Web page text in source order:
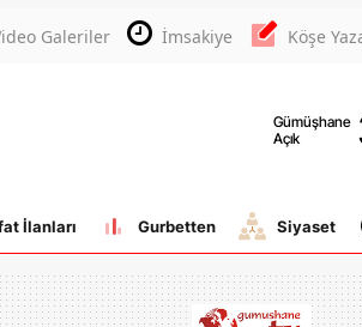
Galeriler İmsakiye Köşe
Gümüşhane
Açık
Amasya
Antalya
Aydın
İlanları Gurbetten Siyaset